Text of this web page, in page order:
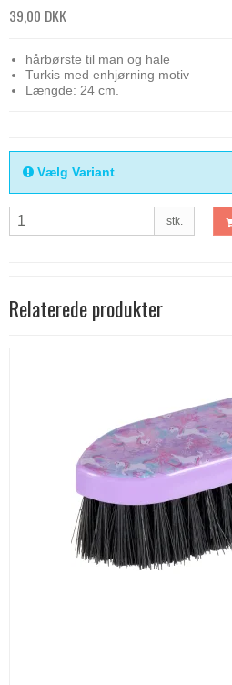
39,00 DKK
hårbørste til man og hale
Turkis med enhjørning motiv
Længde: 24 cm.
Vælg Variant
stk.
Relaterede produkter